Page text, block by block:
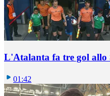
L'Atalanta fa tre gol allo
01:42